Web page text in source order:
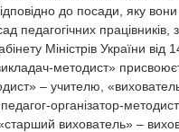
до посади, яку
педагогічних працівників,
Міністрів України
методист»
– учителю,
організатор-
«старший вихователь» –